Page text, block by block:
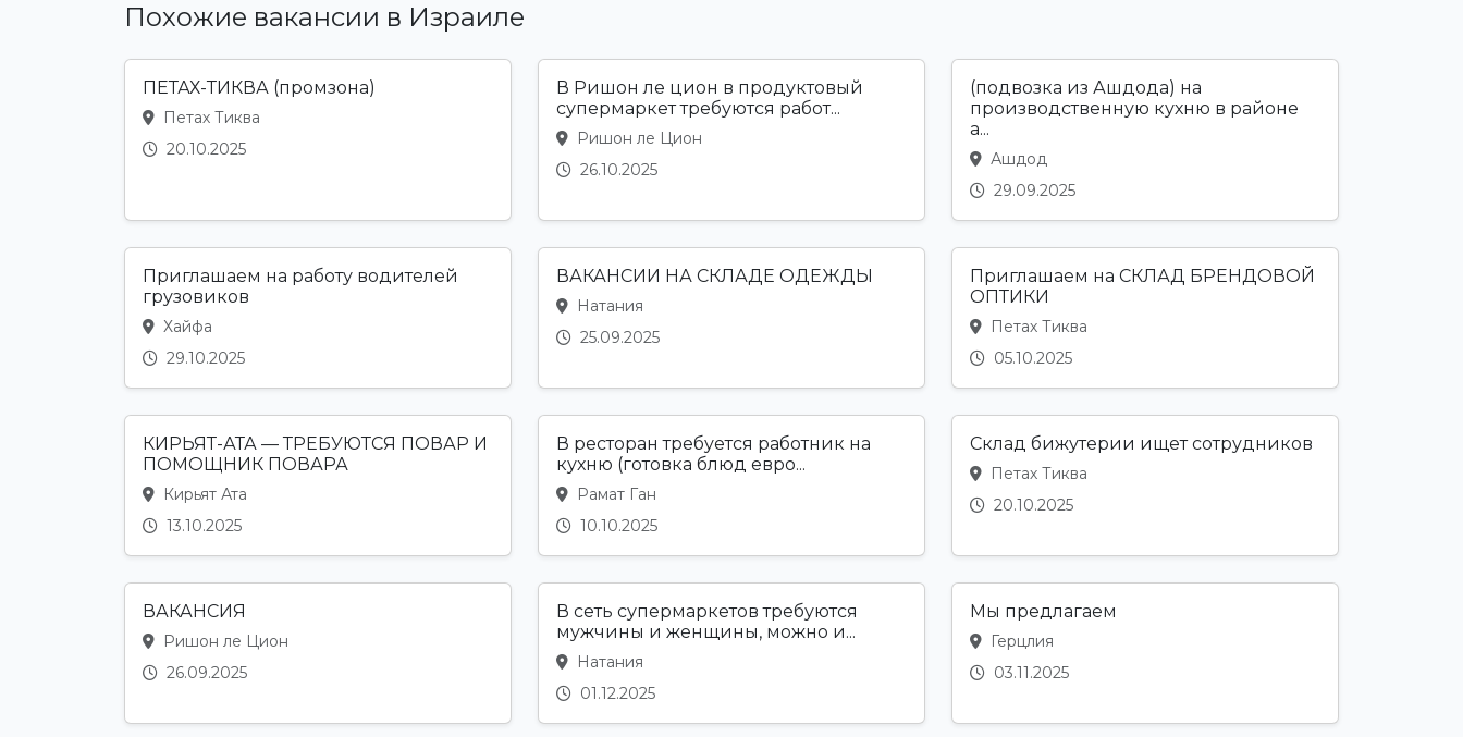
Похожие вакансии в Израиле
ПЕТАХ-ТИКВА (промзона)
Петах Тиква
20.10.2025
В Ришон ле цион в продуктовый
супермаркет требуются работ...
Ришон ле Цион
26.10.2025
(подвозка из Ашдода) на
производственную кухню в районе
а...
Ашдод
29.09.2025
Приглашаем на работу водителей
грузовиков
Хайфа
29.10.2025
ВАКАНСИИ НА СКЛАДЕ ОДЕЖДЫ
Натания
25.09.2025
Приглашаем на СКЛАД БРЕНДОВОЙ
ОПТИКИ
Петах Тиква
05.10.2025
КИРЬЯТ-АТА — ТРЕБУЮТСЯ ПОВАР И
ПОМОЩНИК ПОВАРА
Кирьят Ата
13.10.2025
В ресторан требуется работник на
кухню (готовка блюд евро...
Рамат Ган
10.10.2025
Склад бижутерии ищет сотрудников
Петах Тиква
20.10.2025
ВАКАНСИЯ
Ришон ле Цион
26.09.2025
В сеть супермаркетов требуются
мужчины и женщины, можно и...
Натания
01.12.2025
Мы предлагаем
Герцлия
03.11.2025